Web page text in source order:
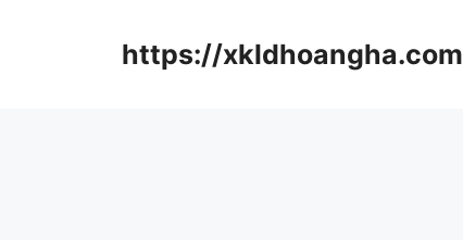
https://xkldhoangha.com